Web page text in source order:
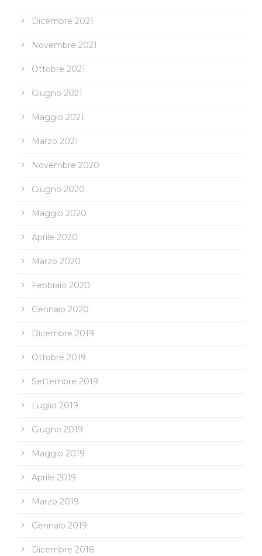
Dicembre 2021
Novembre 2021
Ottobre 2021
Giugno 2021
Maggio 2021
Marzo 2021
Novembre 2020
Giugno 2020
Maggio 2020
Aprile 2020
Marzo 2020
Febbraio 2020
Gennaio 2020
Dicembre 2019
Ottobre 2019
Settembre 2019
Luglio 2019
Giugno 2019
Maggio 2019
Aprile 2019
Marzo 2019
Gennaio 2019
Dicembre 2018